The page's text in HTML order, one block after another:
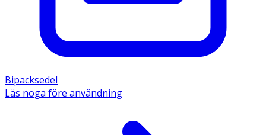
Bipacksedel
Läs noga före användning